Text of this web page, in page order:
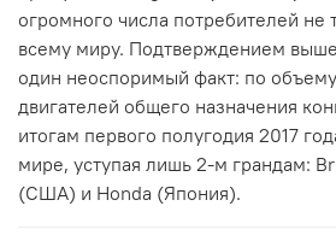
огромного числа потребителей не
всему миру. Подтверждением
один неоспоримый факт: по
двигателей общего назначения
итогам первого полугодия 2017
мире, уступая лишь 2-м грандам:
(США) и Honda (Япония).